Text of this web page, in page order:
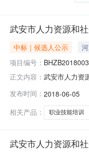
武安市人力资源和
中标｜候选人公示
项目编号：
正文内容： 武安市人力资
源和社会保障
郸市丛台区
发布时间： 2018-06-05
相关产品：
职业技能培训
武安市人力资源和